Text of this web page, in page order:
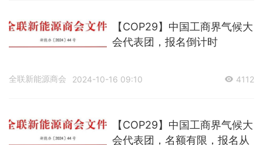
【COP29】中国工商界气候大
会代表团，报名倒计时
全联新能源商会 2024-10-16 09:10 4112
【COP29】中国工商界气候大
会代表团，名额有限，报名从